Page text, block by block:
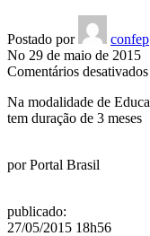
Postado por
confep
No 29 de maio de 2015
Comentários desativados
Na modalidade de
tem duração de 3 meses
porPortal Brasil
publicado:
27/05/2015 18h56